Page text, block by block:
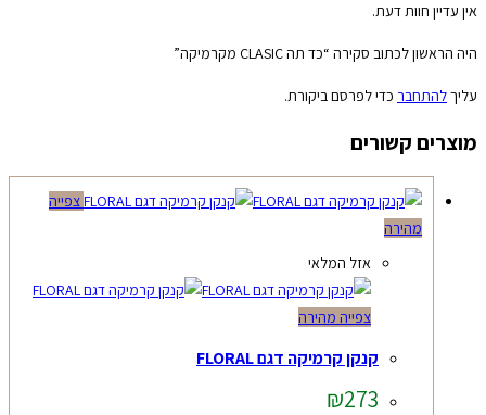
אין עדיין חוות דעת.
היה הראשון לכתוב סקירה “כד תה CLASIC מקרמיקה”
עליךלהתחבר כדי לפרסם ביקורת.
מוצרים קשורים
צפייה
מהירה
אזל המלאי
צפייה מהירה
קנקן קרמיקה דגם FLORAL
₪273